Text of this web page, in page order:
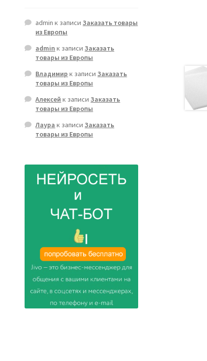
admin к записиЗаказать товары
из Европы
admin к записиЗаказать
товары из Европы
Владимир к записиЗаказать
товары из Европы
Алексей к записиЗаказать
товары из Европы
Лаура к записиЗаказать
товары из Европы